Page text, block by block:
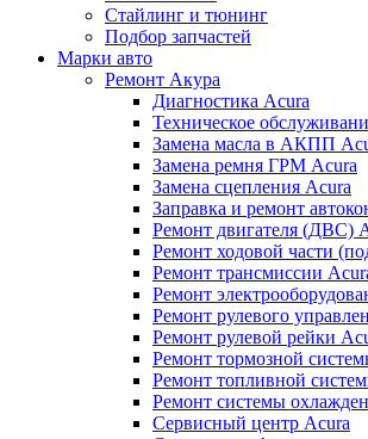
Стайлинг и тюнинг
Подбор запчастей
Марки авто
Ремонт Акура
Диагностика Acura
Техническое
Замена масла в АКПП
Замена ремня ГРМ Acura
Замена сцепления Acura
Заправка и ремонт
Ремонт двигателя (ДВС)
Ремонт ходовой части
Ремонт трансмиссии
Ремонт
Ремонт рулевого
Ремонт рулевой рейки
Ремонт тормозной
Ремонт топливной
Ремонт системы
Сервисный центр Acura